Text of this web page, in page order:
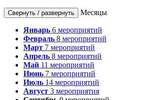
Свернуть / развернуть Месяцы
Январь 6 мероприятий
Февраль 8 мероприятий
Март 7 мероприятий
Апрель 8 мероприятий
Май 11 мероприятий
Июнь 7 мероприятий
Июль 14 мероприятий
Август 3 мероприятия